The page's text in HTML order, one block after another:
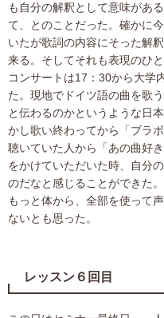
も自分の解釈として意味があ
て、とのことだった。確かに
いたが歌詞の内容にそった解
来る。そしてそれも表現のひ
コンサートは17：30から大学
た。現地でドイツ語の曲を歌
と伝わるのかというような日
かし歌い終わってから「ブラ
聴いていた人から「あの曲好
をかけていただいた時、自分
のだなと感じることができた
もっと体から、全部を使って
ないとも思った。
レッスン６回目